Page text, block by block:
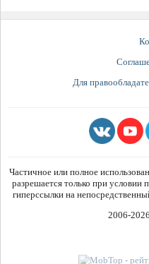
Для
Частичное или полное
разрешается только при
гиперссылки на
2006-2026